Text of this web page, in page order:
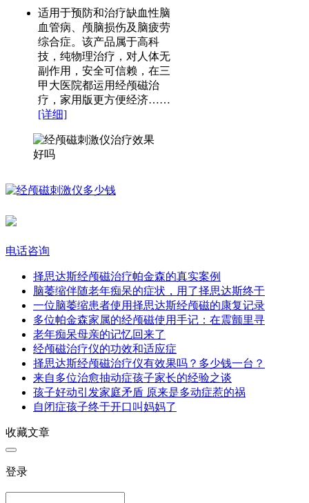
适用于预防和治疗缺血性脑
血管病、颅脑损伤及脑疲劳
综合症。该产品属于高科
技，纯物理治疗，对人体无
副作用，安全可信赖，在三
甲大医院都运用经颅磁治
疗，家用版更方便经济……
[详细]
电话咨询
择思达斯经颅磁治疗帕金森的真实案例​
脑萎缩伴随老年痴呆的症状，用了择思达斯终于
一位脑萎缩患者使用择思达斯经颅磁的康复记录
多位帕金森家属的经颅磁使用手记：在震颤里寻
老年痴呆母亲的记忆回来了​
经颅磁治疗仪的功效和适应症
择思达斯经颅磁治疗仪有效果吗？多少钱一台？
来自多位治愈抽动症孩子家长的经验之谈
孩子好动引发家庭矛盾 原来是多动症惹的祸
自闭症孩子终于开口叫妈妈了
收藏文章
登录